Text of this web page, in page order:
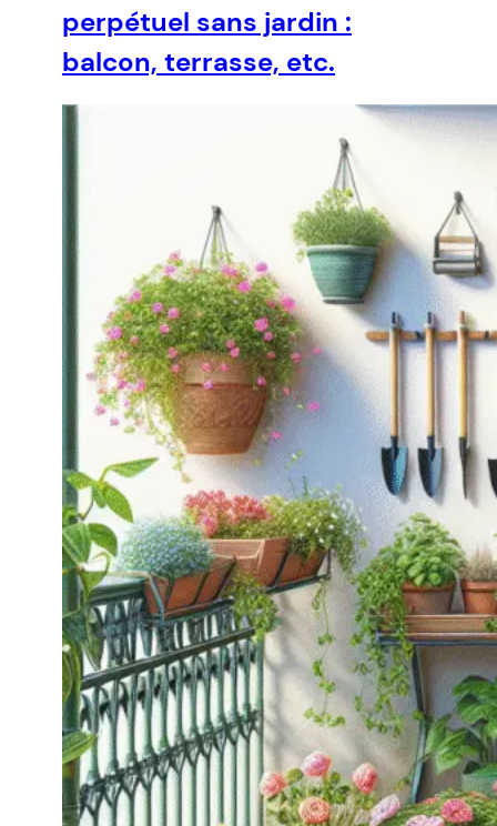
perpétuel sans jardin :
balcon, terrasse, etc.